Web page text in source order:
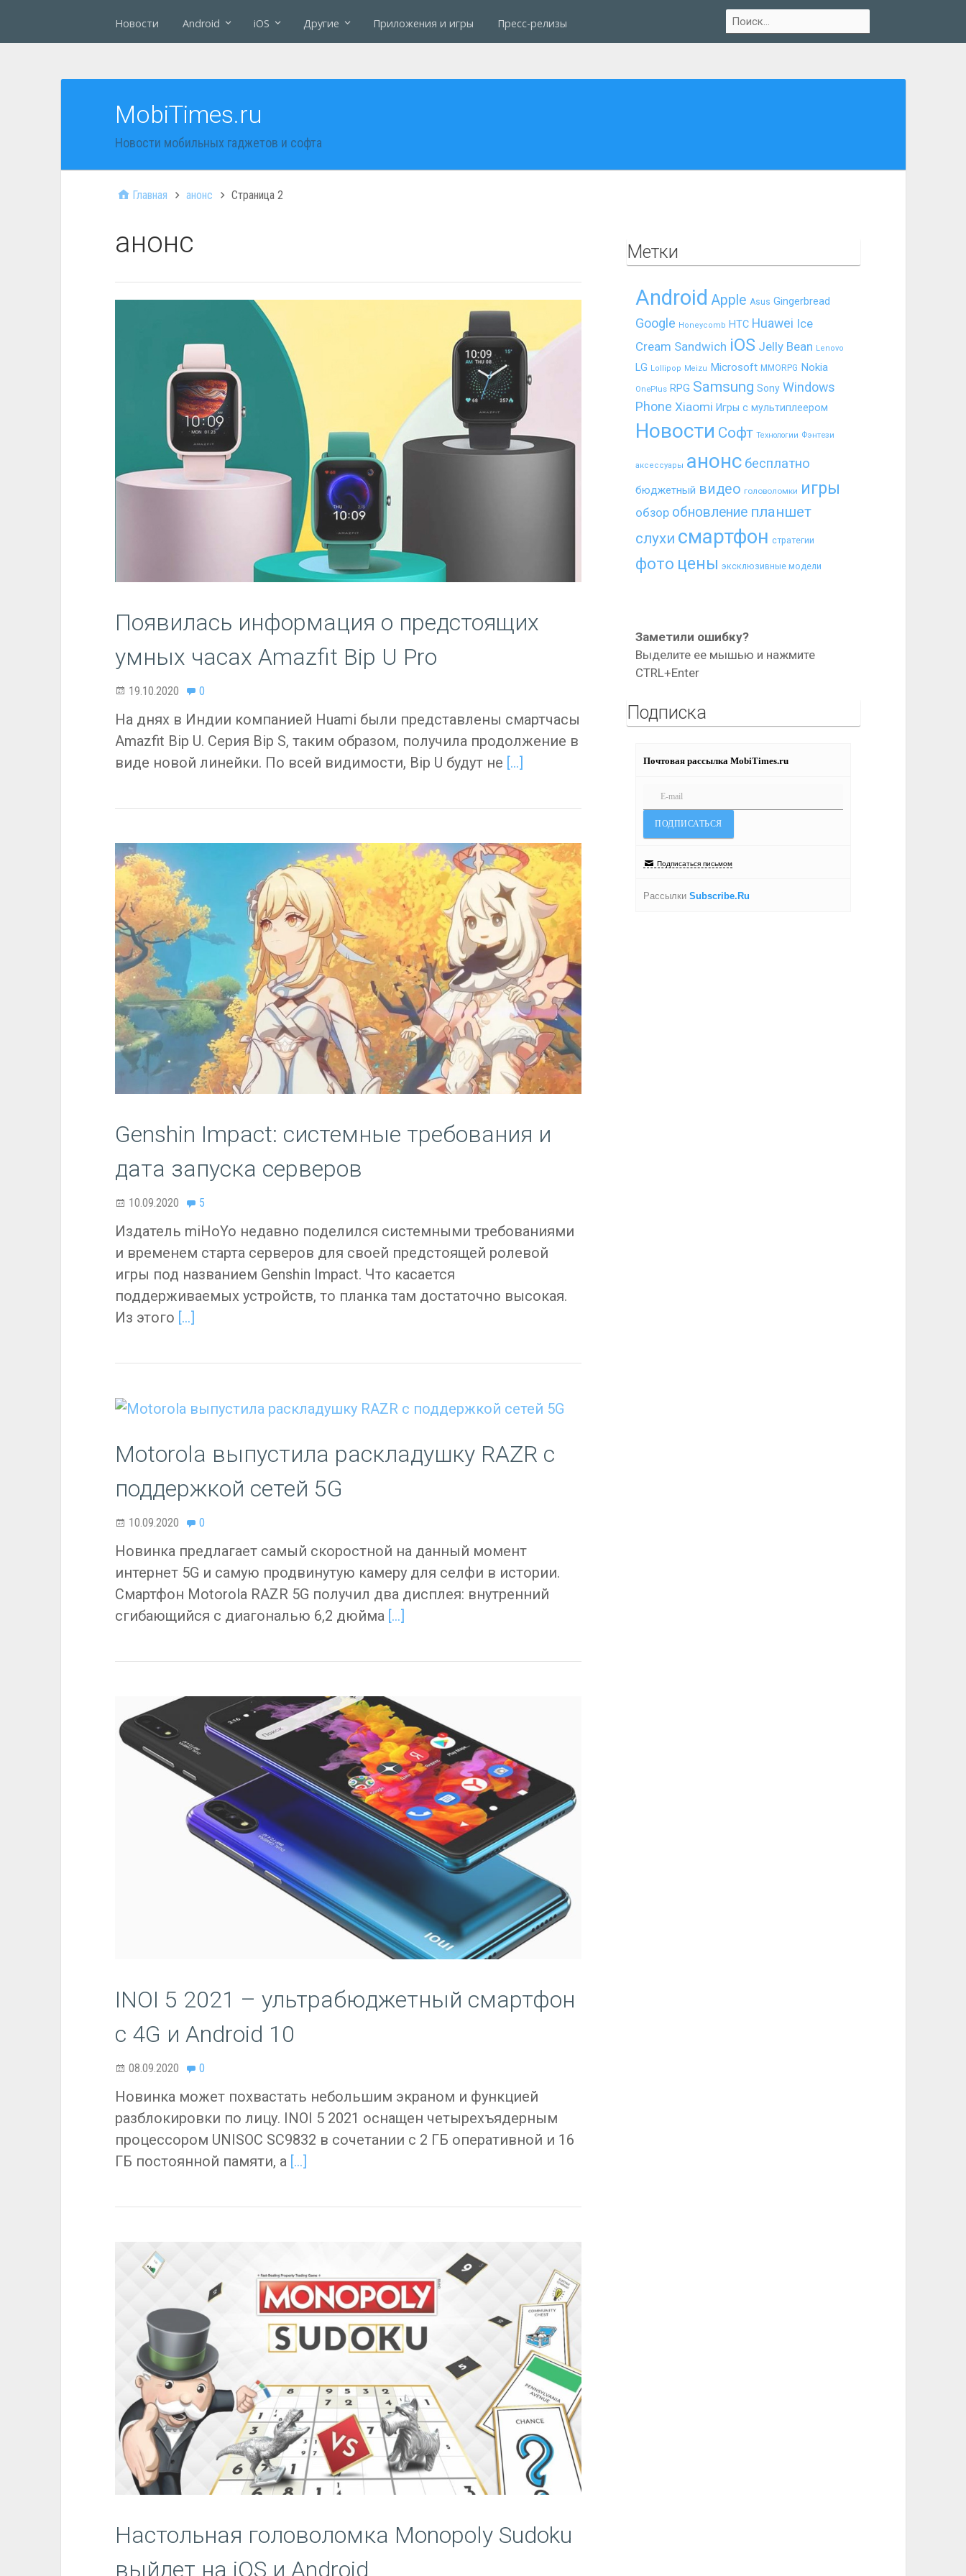
Новости Android iOS Другие Приложения и игры Пресс-релизы
MobiTimes.ru
Новости мобильных гаджетов и софта
Главная анонс Страница 2
анонс
Появилась информация о предстоящих
умных часах Amazfit Bip U Pro
19.10.2020 0
На днях в Индии компанией Huami были представлены смартчасы
Amazfit Bip U. Серия Bip S, таким образом, получила продолжение в
виде новой линейки. По всей видимости, Bip U будут не […]
Genshin Impact: системные требования и
дата запуска серверов
10.09.2020 5
Издатель miHoYo недавно поделился системными требованиями
и временем старта серверов для своей предстоящей ролевой
игры под названием Genshin Impact. Что касается
поддерживаемых устройств, то планка там достаточно высокая.
Из этого […]
Motorola выпустила раскладушку RAZR с
поддержкой сетей 5G
10.09.2020 0
Новинка предлагает самый скоростной на данный момент
интернет 5G и самую продвинутую камеру для селфи в истории.
Смартфон Motorola RAZR 5G получил два дисплея: внутренний
сгибающийся с диагональю 6,2 дюйма […]
INOI 5 2021 – ультрабюджетный смартфон
с 4G и Android 10
08.09.2020 0
Новинка может похвастать небольшим экраном и функцией
разблокировки по лицу. INOI 5 2021 оснащен четырехъядерным
процессором UNISOC SC9832 в сочетании с 2 ГБ оперативной и 16
ГБ постоянной памяти, а […]
Настольная головоломка Monopoly Sudoku
выйдет на iOS и Android
Метки
Android Apple Asus Gingerbread
Google Honeycomb HTC Huawei Ice
Cream Sandwich iOS Jelly Bean Lenovo
LG Lollipop Meizu Microsoft MMORPG Nokia
OnePlus RPG Samsung Sony Windows
Phone Xiaomi Игры с мультиплеером
Новости Софт Технологии Фэнтези
аксессуары анонс бесплатно
бюджетный видео головоломки игры
обзор обновление планшет
слухи смартфон стратегии
фото цены эксклюзивные модели
Заметили ошибку?
Выделите ее мышью и нажмите
CTRL+Enter
Подписка
Почтовая рассылка MobiTimes.ru
Подписаться письмом
РассылкиSubscribe.Ru